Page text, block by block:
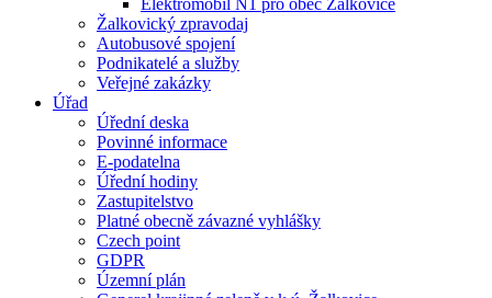
Elektromobil N1 pro obec Žalkovice
Žalkovický zpravodaj
Autobusové spojení
Podnikatelé a služby
Veřejné zakázky
Úřad
Úřední deska
Povinné informace
E-podatelna
Úřední hodiny
Zastupitelstvo
Platné obecně závazné vyhlášky
Czech point
GDPR
Územní plán